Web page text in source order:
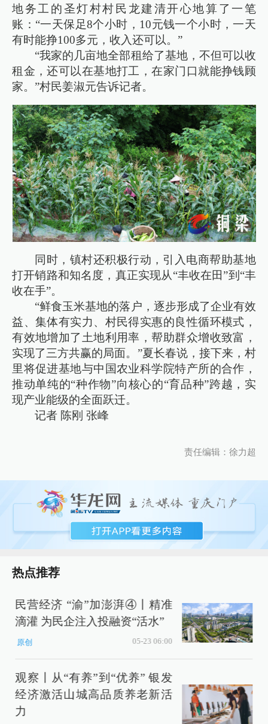
地务工的圣灯村村民龙建清开心地算了一笔
账：“一天保足8个小时，10元钱一个小时，一天
有时能挣100多元，收入还可以。”
“我家的几亩地全部租给了基地，不但可以收
租金，还可以在基地打工，在家门口就能挣钱顾
家。”村民姜淑元告诉记者。
同时，镇村还积极行动，引入电商帮助基地
打开销路和知名度，真正实现从“丰收在田”到“丰
收在手”。
“鲜食玉米基地的落户，逐步形成了企业有效
益、集体有实力、村民得实惠的良性循环模式，
有效地增加了土地利用率，帮助群众增收致富，
实现了三方共赢的局面。”夏长春说，接下来，村
里将促进基地与中国农业科学院特产所的合作，
推动单纯的“种作物”向核心的“育品种”跨越，实
现产业能级的全面跃迁。
记者 陈刚 张峰
责任编辑：徐力超
热点推荐
民营经济 “渝”加澎湃④丨精准
滴灌 为民企注入投融资“活水”
原创 05-23 06:00
观察丨从“有养”到“优养” 银发
经济激活山城高品质养老新活
力